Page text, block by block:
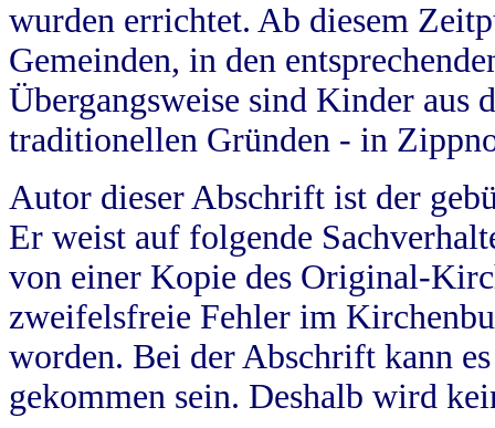
wurden errichtet. Ab diesem
Gemeinden, in den
Übergangsweise sind Kinder aus
traditionellen Gründen - in
Autor dieser Abschrift ist der
Er weist auf folgende
von einer Kopie des Original-
zweifelsfreie Fehler im
worden. Bei der Abschrift kann
gekommen sein. Deshalb wird